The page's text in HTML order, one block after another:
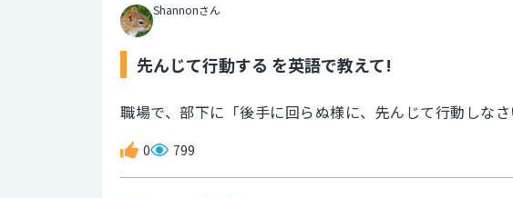
Shannonさん
先んじて行動する を英語で教えて!
職場で、部下に「後手に回らぬ様に、先んじて行動しなさ
0 799